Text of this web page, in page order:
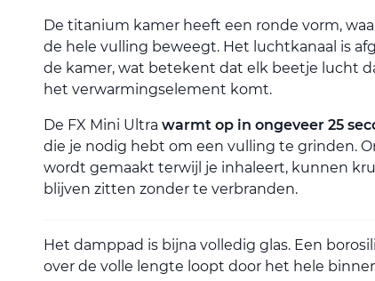
De titanium kamer heeft een ronde vorm,
de hele vulling beweegt. Het luchtkanaal is
de kamer, wat betekent dat elk beetje lucht
het verwarmingselement komt.
De FX Mini Ultra warmt op in ongeveer 25
die je nodig hebt om een vulling te grinden.
wordt gemaakt terwijl je inhaleert, kunnen
blijven zitten zonder te verbranden.
Het damppad is bijna volledig glas. Een
over de volle lengte loopt door het hele